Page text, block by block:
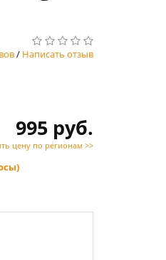
/ Написать отзыв
995 руб.
цену по регионам >>